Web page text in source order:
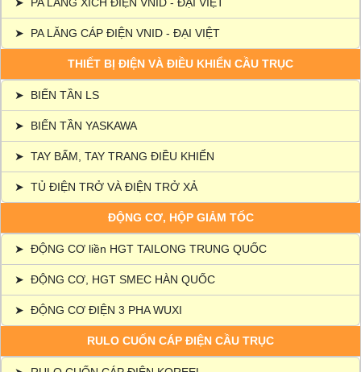
➤ PA LĂNG CÁP ĐIỆN VNID - ĐẠI VIỆT
THIẾT BỊ ĐIỆN VÀ ĐIỀU KHIỂN CẦU TRỤC
➤ BIẾN TẦN LS
➤ BIẾN TẦN YASKAWA
➤ TAY BẤM, TAY TRANG ĐIỀU KHIỂN
➤ TỦ ĐIỆN TRỞ VÀ ĐIỆN TRỞ XẢ
ĐỘNG CƠ, HỘP GIẢM TỐC
➤ ĐỘNG CƠ liền HGT TAILONG TRUNG QUỐC
➤ ĐỘNG CƠ, HGT SMEC HÀN QUỐC
➤ ĐỘNG CƠ ĐIỆN 3 PHA WUXI
RULO CUỐN CÁP ĐIỆN CẦU TRỤC